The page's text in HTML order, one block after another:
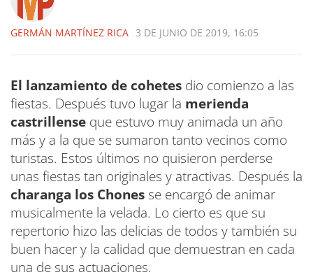
GERMÁN MARTÍNEZ RICA 3 DE JUNIO DE 2019, 16:05
El lanzamiento de cohetes dio comienzo a las
fiestas. Después tuvo lugar la merienda
castrillense que estuvo muy animada un año
más y a la que se sumaron tanto vecinos como
turistas. Estos últimos no quisieron perderse
unas fiestas tan originales y atractivas. Después la
charanga los Chones se encargó de animar
musicalmente la velada. Lo cierto es que su
repertorio hizo las delicias de todos y también su
buen hacer y la calidad que demuestran en cada
una de sus actuaciones.